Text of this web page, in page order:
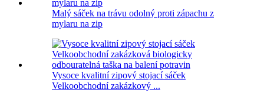
Malý sáček na trávu odolný proti zápachu z
mylaru na zip
Vysoce kvalitní zipový stojací sáček
Velkoobchodní zakázkový ...